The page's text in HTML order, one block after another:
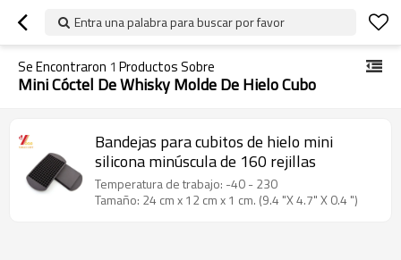
Entra una palabra para buscar por favor
Se Encontraron 1 Productos Sobre
Mini Cóctel De Whisky Molde De Hielo Cubo
Bandejas para cubitos de hielo mini
silicona minúscula de 160 rejillas
Temperatura de trabajo: -40 - 230
Tamaño: 24 cm x 12 cm x 1 cm. (9.4 "X 4.7" X 0.4 ")